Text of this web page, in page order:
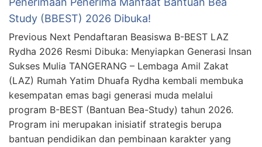
Study (BBEST) 2026 Dibuka!
Previous Next Pendaftaran Beasiswa B-BEST LAZ
Rydha 2026 Resmi Dibuka: Menyiapkan Generasi Insan
Sukses Mulia TANGERANG – Lembaga Amil Zakat
(LAZ) Rumah Yatim Dhuafa Rydha kembali membuka
kesempatan emas bagi generasi muda melalui
program B-BEST (Bantuan Bea-Study) tahun 2026.
Program ini merupakan inisiatif strategis berupa
bantuan pendidikan dan pembinaan karakter yang